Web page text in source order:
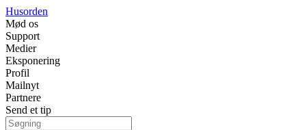
Husorden
Mød os
Support
Medier
Eksponering
Profil
Mailnyt
Partnere
Send et tip